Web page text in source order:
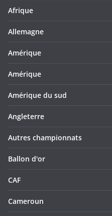
Afrique
Allemagne
Amérique
Amérique
Amérique du sud
Angleterre
Autres championnats
Ballon d'or
CAF
Cameroun